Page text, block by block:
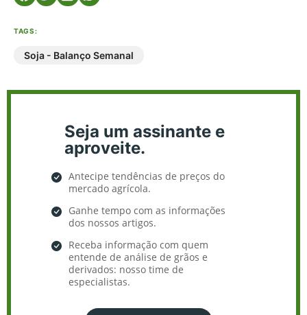
TAGS:
Soja - Balanço Semanal
Seja um assinante e
aproveite.
Antecipe tendências de preços do
mercado agrícola.
Ganhe tempo com as informações
dos nossos artigos.
Receba informação com quem
entende de análise de grãos e
derivados: nosso time de
especialistas.